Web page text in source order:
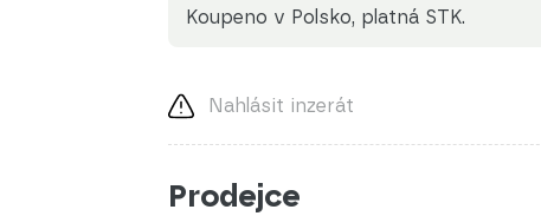
koupeno v Polsko, platná STK.
Nahlásit inzerát
Prodejce